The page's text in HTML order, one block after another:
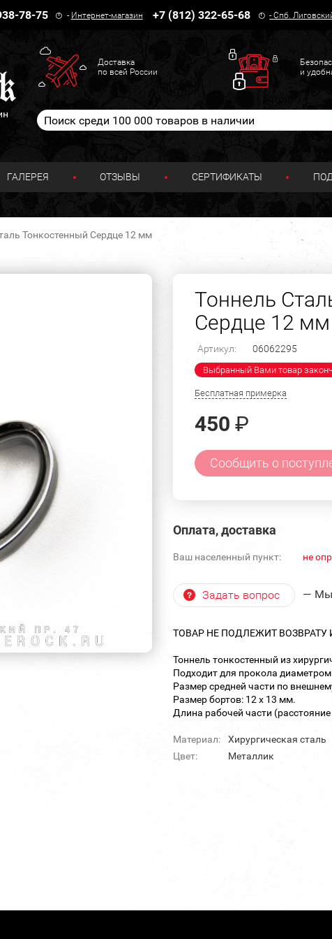
78-75 - Интернет-магазин +7 (812) 322-65-68 -Спб.
Доставка
по всей России
и
ГАЛЕРЕЯ ОТЗЫВЫ СЕРТИФИКАТЫ
Тонкостенный Сердце 12 мм
Тоннель
Сердце 12 мм
Артикул: 06062295
Выбранный Вами товар
Бесплатная примерка
450 ₽
Сообщить о
Оплата, доставка
Ваш населенный пункт: не
Задать вопрос — Мы
ТОВАР НЕ ПОДЛЕЖИТ
Тоннель тонкостенный из
Подходит для прокола
Размер средней части по
Размер бортов: 12 х 13 мм.
Длина рабочей части
Материал:
Хирургическая сталь
Цвет:
Металлик